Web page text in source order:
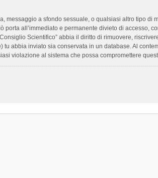
messaggio a sfondo sessuale, o qualsiasi altro tipo
all’immediato e permanente divieto di accesso,
Scientifico” abbia il diritto di rimuovere,
abbia inviato sia conservata in un database. Al
violazione al sistema che possa compromettere